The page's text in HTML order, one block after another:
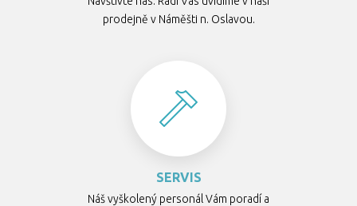
prodejně v Náměšti n. Oslavou.
SERVIS
Náš vyškolený personál Vám poradí a